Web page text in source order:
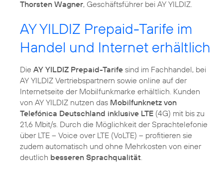
Thorsten Wagner, Geschäftsführer bei AY YILDIZ.
AY YILDIZ Prepaid-Tarife im
Handel und Internet erhältlich
Die AY YILDIZ Prepaid-Tarife sind im Fachhandel, bei
AY YILDIZ Vertriebspartnern sowie online auf der
Internetseite der Mobilfunkmarke erhältlich. Kunden
von AY YILDIZ nutzen das Mobilfunknetz von
Telefónica Deutschland inklusive LTE (4G) mit bis zu
21,6 Mbit/s. Durch die Möglichkeit der Sprachtelefonie
über LTE – Voice over LTE (VoLTE) – profitieren sie
zudem automatisch und ohne Mehrkosten von einer
deutlich besseren Sprachqualität.